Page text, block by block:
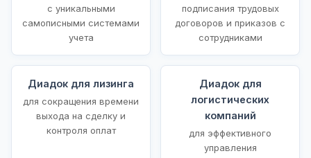
с уникальными
самописными системами
учета
подписания трудовых
договоров и приказов с
сотрудниками
Диадок для лизинга
для сокращения времени
выхода на сделку и
контроля оплат
Диадок для
логистических
компаний
для эффективного
управления